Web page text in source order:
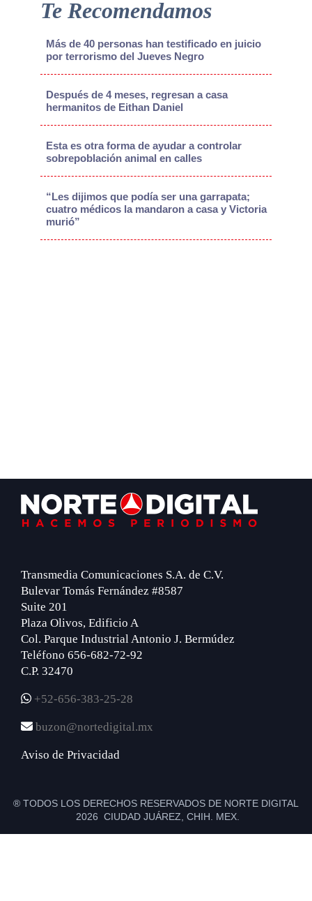
Te Recomendamos
Más de 40 personas han testificado en juicio
por terrorismo del Jueves Negro
Después de 4 meses, regresan a casa
hermanitos de Eithan Daniel
Esta es otra forma de ayudar a controlar
sobrepoblación animal en calles
“Les dijimos que podía ser una garrapata;
cuatro médicos la mandaron a casa y Victoria
murió”
Footer
Transmedia Comunicaciones S.A. de C.V.
Bulevar Tomás Fernández #8587
Suite 201
Plaza Olivos, Edificio A
Col. Parque Industrial Antonio J. Bermúdez
Teléfono 656-682-72-92
C.P. 32470
+52-656-383-25-28
buzon@nortedigital.mx
Aviso de Privacidad
® TODOS LOS DERECHOS RESERVADOS DE NORTE DIGITAL
2026 CIUDAD JUÁREZ, CHIH. MEX.